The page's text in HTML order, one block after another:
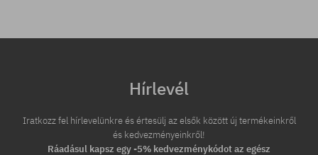
Hírlevél
Iratkozz fel hírlevelünkre és értesülj az elsők között új termékeinkről
és kedvezményeinkről!
Ráadásul kapsz egy -5% kedvezménykódot az egész